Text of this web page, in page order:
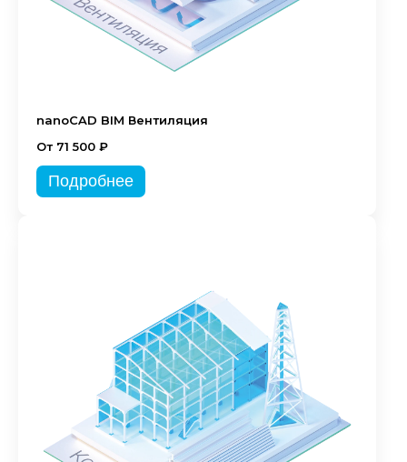
nanoCAD BIM Вентиляция
От 71 500 ₽
Подробнее